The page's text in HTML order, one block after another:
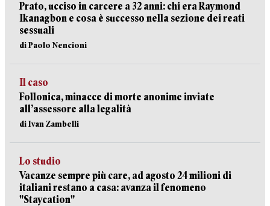
Prato, ucciso in carcere a 32 anni: chi era Raymond
Ikanagbon e cosa è successo nella sezione dei reati
sessuali
di Paolo Nencioni
Il caso
Follonica, minacce di morte anonime inviate
all’assessore alla legalità
di Ivan Zambelli
Lo studio
Vacanze sempre più care, ad agosto 24 milioni di
italiani restano a casa: avanza il fenomeno
"Staycation"